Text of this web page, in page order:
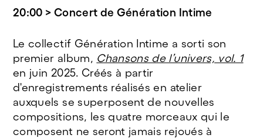
20:00 > Concert de Génération Intime
Le collectif Génération Intime a sorti son
premier album, Chansons de l’univers, vol. 1
en juin 2025. Créés à partir
d'enregistrements réalisés en atelier
auxquels se superposent de nouvelles
compositions, les quatre morceaux qui le
composent ne seront jamais rejoués à